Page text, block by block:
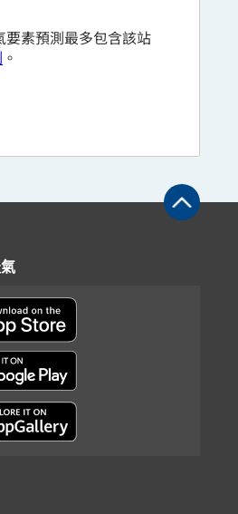
要素預測最多包含該站
。